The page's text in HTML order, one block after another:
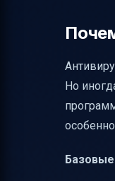
Но
Базовые